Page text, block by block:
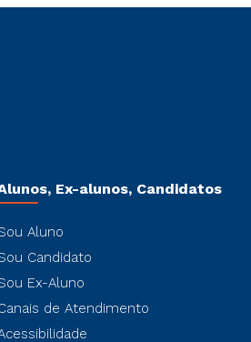
Ex-alunos, Candidatos
Aluno
Candidato
Ex-Aluno
de Atendimento